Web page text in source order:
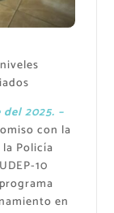
2025. –
con la
Policía
10
en